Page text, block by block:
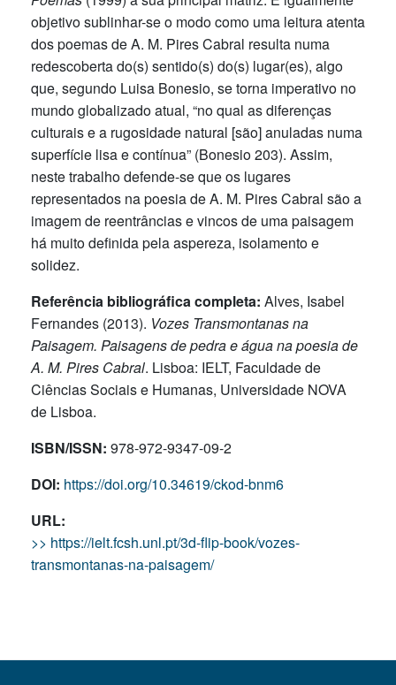
objetivo sublinhar-se o modo como uma leitura atenta
dos poemas de A. M. Pires Cabral resulta numa
redescoberta do(s) sentido(s) do(s) lugar(es), algo
que, segundo Luisa Bonesio, se torna imperativo no
mundo globalizado atual, “no qual as diferenças
culturais e a rugosidade natural [são] anuladas numa
superfície lisa e contínua” (Bonesio 203). Assim,
neste trabalho defende-se que os lugares
representados na poesia de A. M. Pires Cabral são a
imagem de reentrâncias e vincos de uma paisagem
há muito definida pela aspereza, isolamento e
solidez.
Referência bibliográfica completa: Alves, Isabel
Fernandes (2013). Vozes Transmontanas na
Paisagem. Paisagens de pedra e água na poesia de
A. M. Pires Cabral. Lisboa: IELT, Faculdade de
Ciências Sociais e Humanas, Universidade NOVA
de Lisboa.
ISBN/ISSN: 978-972-9347-09-2
DOI: https://doi.org/10.34619/ckod-bnm6
URL:
>> https://ielt.fcsh.unl.pt/3d-flip-book/vozes-
transmontanas-na-paisagem/